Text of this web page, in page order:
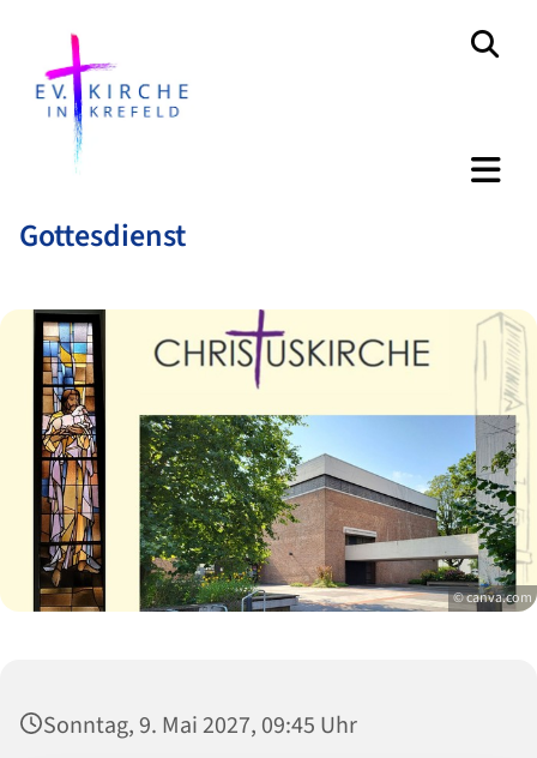
Gottesdienst
© canva.com
Sonntag, 9. Mai 2027, 09:45 Uhr